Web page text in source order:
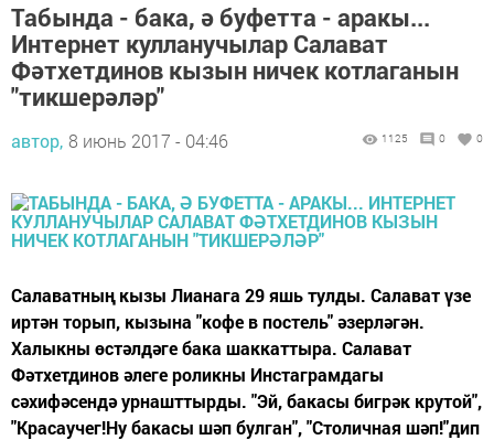
Табында - бака, ә буфетта - аракы...
Интернет кулланучылар Салават
Фәтхетдинов кызын ничек котлаганын
"тикшерәләр"
автор, 8 июнь 2017 - 04:46 1125 0 0
Салаватның кызы Лианага 29 яшь тулды. Салават үзе
иртән торып, кызына "кофе в постель" әзерләгән.
Халыкны өстәлдәге бака шаккаттыра. Салават
Фәтхетдинов әлеге роликны Инстаграмдагы
сәхифәсендә урнашттырды. "Эй, бакасы бигрәк крутой",
"Красаучег!Ну бакасы шәп булган", "Столичная шәп!"дип